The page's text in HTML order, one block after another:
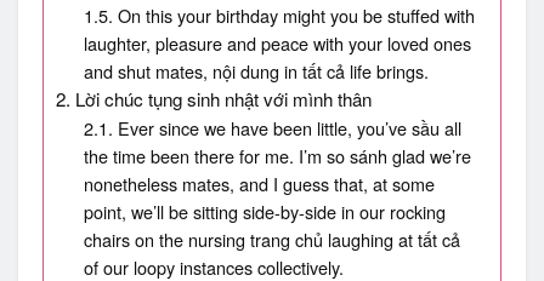
1.5. On this your birthday might you be stuffed with
laughter, pleasure and peace with your loved ones
and shut mates, nội dung in tất cả life brings.
2. Lời chúc tụng sinh nhật với mình thân
2.1. Ever since we have been little, you’ve sầu all
the time been there for me. I’m so sánh glad we’re
nonetheless mates, and I guess that, at some
point, we’ll be sitting side-by-side in our rocking
chairs on the nursing trang chủ laughing at tất cả
of our loopy instances collectively.